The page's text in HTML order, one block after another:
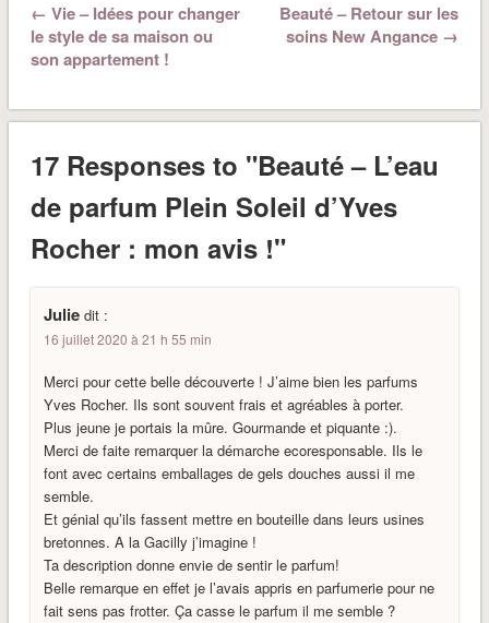
← Vie – Idées pour changer
le style de sa maison ou
son appartement !
Beauté – Retour sur les
soins New Angance →
17 Responses to "Beauté – L’eau
de parfum Plein Soleil d’Yves
Rocher : mon avis !"
Julie dit :
16 juillet 2020 à 21 h 55 min
Merci pour cette belle découverte ! J’aime bien les parfums
Yves Rocher. Ils sont souvent frais et agréables à porter.
Plus jeune je portais la mûre. Gourmande et piquante :).
Merci de faite remarquer la démarche ecoresponsable. Ils le
font avec certains emballages de gels douches aussi il me
semble.
Et génial qu’ils fassent mettre en bouteille dans leurs usines
bretonnes. A la Gacilly j’imagine !
Ta description donne envie de sentir le parfum!
Belle remarque en effet je l’avais appris en parfumerie pour ne
fait sens pas frotter. Ça casse le parfum il me semble ?